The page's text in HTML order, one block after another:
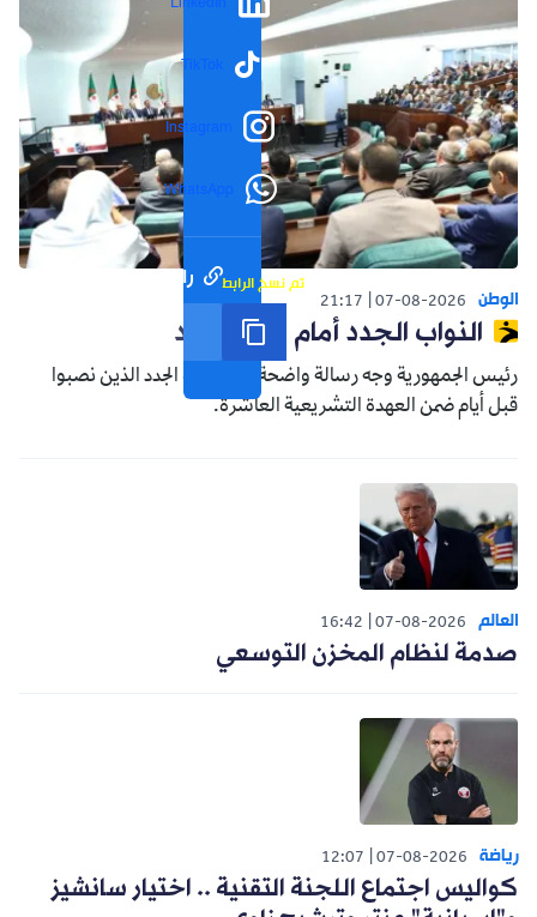
TikTok
Instagram
WhatsApp
رابط مختصر تم نسخ الرابط
الوطن 07-08-2026
21:17
النواب الجدد أمام واقع جديد
رئيس الجمهورية وجه رسالة واضحة إلى النواب الجدد الذين نصبوا
قبل أيام ضمن العهدة التشريعية العاشرة.
العالم 07-08-2026
16:42
صدمة لنظام المخزن التوسعي
رياضة 07-08-2026
12:07
كواليس اجتماع اللجنة التقنية .. اختيار سانشيز